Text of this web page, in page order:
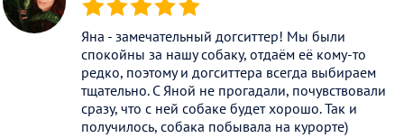
(*) (*) (*) (*) (*)
Яна - замечательный догситтер! Мы были
спокойны за нашу собаку, отдаём её кому-то
редко, поэтому и догситтера всегда выбираем
тщательно. С Яной не прогадали, почувствовали
сразу, что с ней собаке будет хорошо. Так и
получилось, собака побывала на курорте)